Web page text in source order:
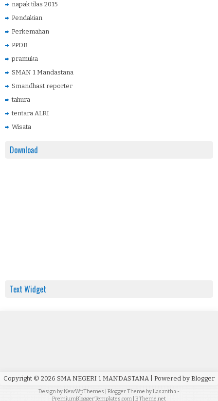
napak tilas 2015
Pendakian
Perkemahan
PPDB
pramuka
SMAN 1 Mandastana
Smandhast reporter
tahura
tentara ALRI
Wisata
Download
Text Widget
Copyright © 2026 SMA NEGERI 1 MANDASTANA | Powered by Blogger
Design byNewWpThemes | Blogger Theme byLasantha -
PremiumBloggerTemplates.com BTheme.net